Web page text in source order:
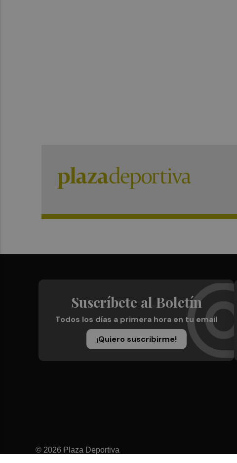
Suscríbete al Boletín
Todos los días a primera hora en tu email
¡Quiero suscribirme!
© 2026 Plaza Deportiva